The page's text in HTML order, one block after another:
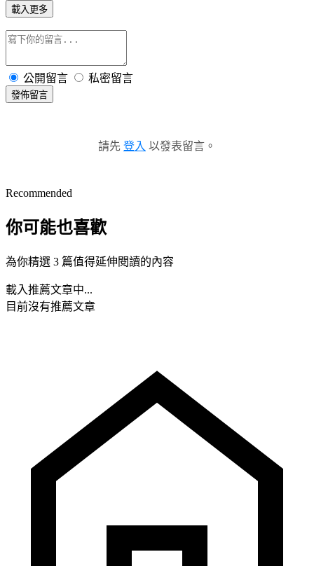
載入更多
公開留言 私密留言
發佈留言
請先 登入 以發表留言。
Recommended
你可能也喜歡
為你精選 3 篇值得延伸閱讀的內容
載入推薦文章中...
目前沒有推薦文章